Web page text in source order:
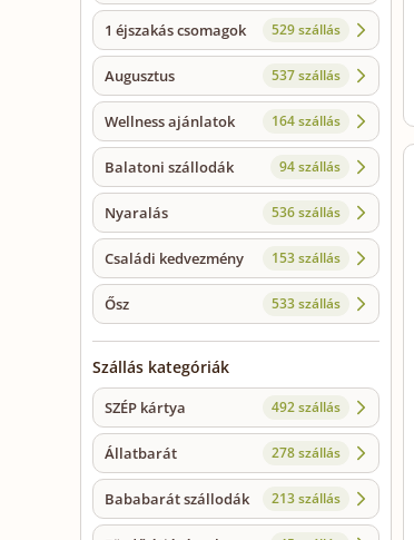
1 éjszakás csomagok 529 szállás
Augusztus 537 szállás
Wellness ajánlatok 164 szállás
Balatoni szállodák 94 szállás
Nyaralás 536 szállás
Családi kedvezmény 153 szállás
Ősz 533 szállás
Szállás kategóriák
SZÉP kártya 492 szállás
Állatbarát 278 szállás
Bababarát szállodák 213 szállás